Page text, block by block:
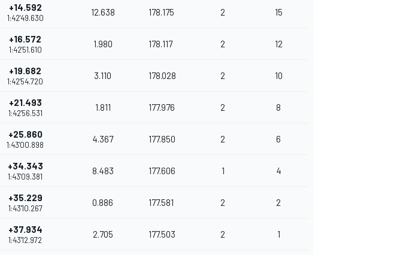
+14.592
1:42'49.630
12.638 178.175 2 15
+16.572
1:42'51.610
1.980 178.117 2 12
+19.682
1:42'54.720
3.110 178.028 2 10
+21.493
1:42'56.531
1.811 177.976 2 8
+25.860
1:43'00.898
4.367 177.850 2 6
+34.343
1:43'09.381
8.483 177.606 1 4
+35.229
1:43'10.267
0.886 177.581 2 2
+37.934
1:43'12.972
2.705 177.503 2 1